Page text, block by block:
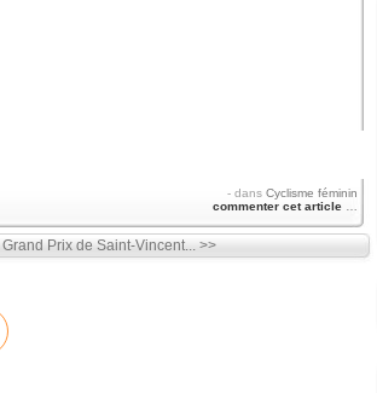
- dans Cyclisme féminin
commenter cet article
Grand Prix de Saint-Vincent... >>